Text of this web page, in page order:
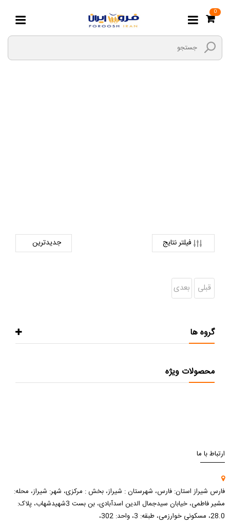
0
فیلتر نتایج
قبلی بعدی
گروه ها
محصولات ویژه
ارتباط با ما
فارس شیراز استان: فارس، شهرستان : شیراز، بخش : مرکزی، شهر: شیراز، محله:
مشیر فاطمی، خیابان سیدجمال الدین اسدآبادی، بن بست 3شهیدشهاب، پلاک:
28.0، مسکونی خوارزمی، طبقه: 3، واحد: 302،